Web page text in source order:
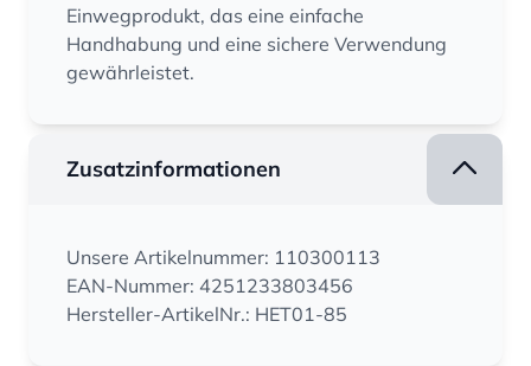
Einwegprodukt, das eine einfache
Handhabung und eine sichere Verwendung
gewährleistet.
Zusatzinformationen
Unsere Artikelnummer: 110300113
EAN-Nummer: 4251233803456
Hersteller-ArtikelNr.: HET01-85